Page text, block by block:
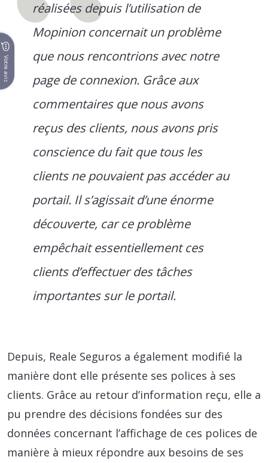
réalisées depuis l’utilisation de
Mopinion concernait un problème
que nous rencontrions avec notre
page de connexion. Grâce aux
commentaires que nous avons
reçus des clients, nous avons pris
conscience du fait que tous les
clients ne pouvaient pas accéder au
portail. Il s’agissait d’une énorme
découverte, car ce problème
empêchait essentiellement ces
clients d’effectuer des tâches
importantes sur le portail.
Depuis, Reale Seguros a également modifié la
manière dont elle présente ses polices à ses
clients. Grâce au retour d’information reçu, elle a
pu prendre des décisions fondées sur des
données concernant l’affichage de ces polices de
manière à mieux répondre aux besoins de ses
Votre avis